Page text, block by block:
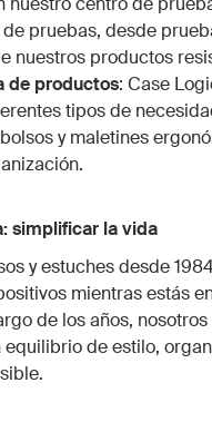
pruebas, desde
nuestros productos
de productos: Case
tipos de
y maletines
simplificar la vida
y estuches desde
mientras estás
de los años,
de estilo,